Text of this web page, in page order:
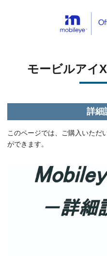
モービルアイ
詳細
このページでは、ご購入いただ
ができます。